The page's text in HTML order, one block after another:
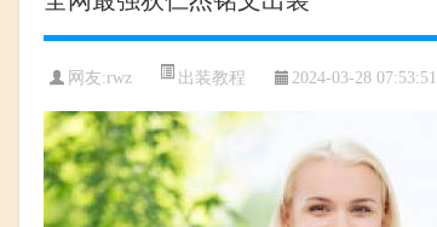
网友:rwz 出装教程 2024-03-28 07:53:51